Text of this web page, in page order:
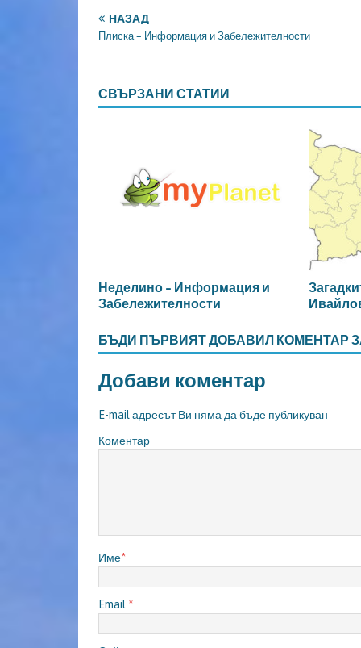
НАЗАД
Плиска – Информация и Забележителности
СВЪРЗАНИ СТАТИИ
Неделино – Информация и
Забележителности
БЪДИ ПЪРВИЯТ ДОБАВИЛ КОМЕНТАР
Добави коментар
E-mail адресът Ви няма да бъде публикуван
Коментар
Име*
Email *